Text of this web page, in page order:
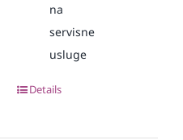
na
servisne
usluge
Details